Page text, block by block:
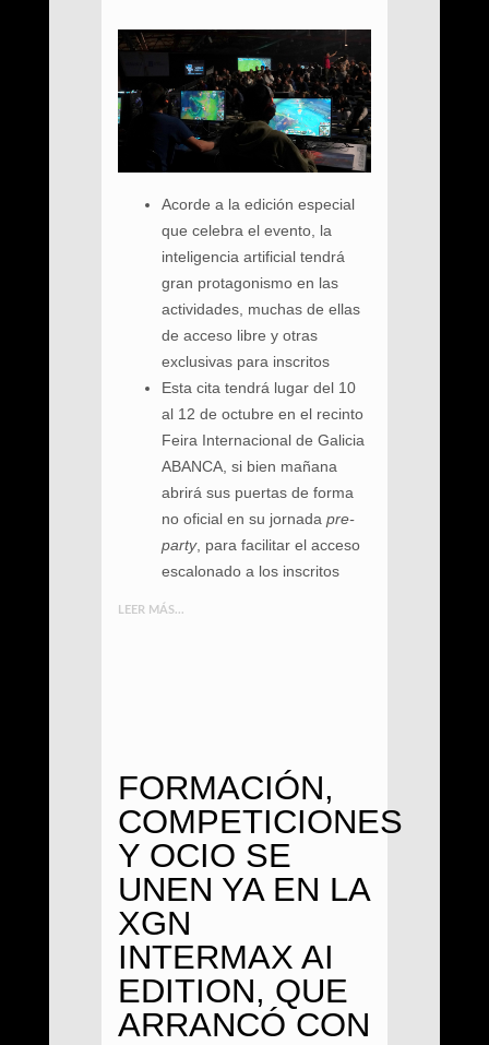
Acorde a la edición especial
que celebra el evento, la
inteligencia artificial tendrá
gran protagonismo en las
actividades, muchas de ellas
de acceso libre y otras
exclusivas para inscritos
Esta cita tendrá lugar del 10
al 12 de octubre en el recinto
Feira Internacional de Galicia
ABANCA, si bien mañana
abrirá sus puertas de forma
no oficial en su jornada pre-
party, para facilitar el acceso
escalonado a los inscritos
LEER MÁS...
FORMACIÓN,
COMPETICIONES
Y OCIO SE
UNEN YA EN LA
XGN
INTERMAX AI
EDITION, QUE
ARRANCÓ CON